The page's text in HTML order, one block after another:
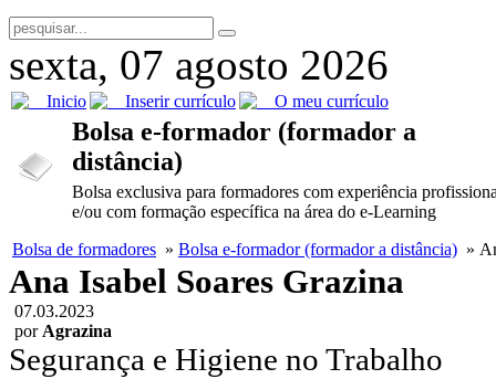
sexta, 07 agosto 2026
Inicio Inserir currículo O meu currículo
Bolsa e-formador (formador a
distância)
Bolsa exclusiva para formadores com experiência
e/ou com formação específica na área do e-Learning
Bolsa de formadores » Bolsa e-formador (formador a distância) »
Ana Isabel Soares Grazina
07.03.2023
porAgrazina
Segurança e Higiene no Trabalho